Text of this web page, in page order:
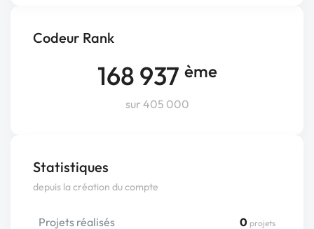
Codeur Rank
168 937 ème
sur 405 000
Statistiques
depuis la création du compte
Projets réalisés 0 projets